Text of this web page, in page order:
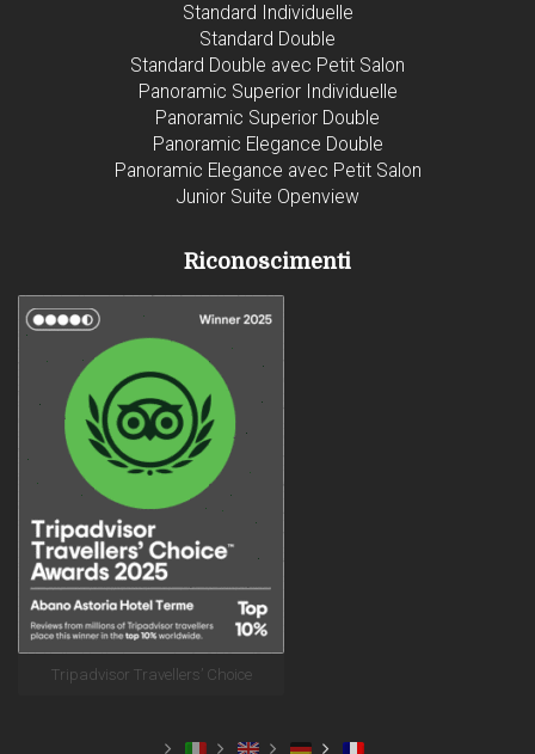
Standard Individuelle
Standard Double
Standard Double avec Petit Salon
Panoramic Superior Individuelle
Panoramic Superior Double
Panoramic Elegance Double
Panoramic Elegance avec Petit Salon
Junior Suite Openview
Riconoscimenti
Tripadvisor Travellers’ Choice